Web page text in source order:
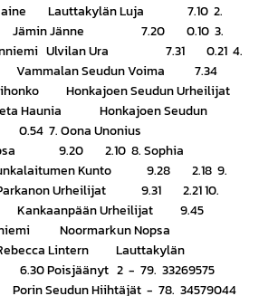
Maine Lauttakylän Luja 7.10 2.
Jämin Jänne 7.20 0.10 3.
Ulvilan Ura 7.31 0.21 4.
Vammalan Seudun Voima 7.34
Honkajoen Seudun Urheilijat
Haunia Honkajoen Seudun
0.54 7. Oona Unonius
9.20 2.10 8. Sophia
Kunto 9.28 2.18 9.
Urheilijat 9.31 2.21 10.
Kankaanpään Urheilijat 9.45
Noormarkun Nopsa
Lintern Lauttakylän
Poisjäänyt 2 - 79. 33269575
Seudun Hiihtäjät - 78. 34579044